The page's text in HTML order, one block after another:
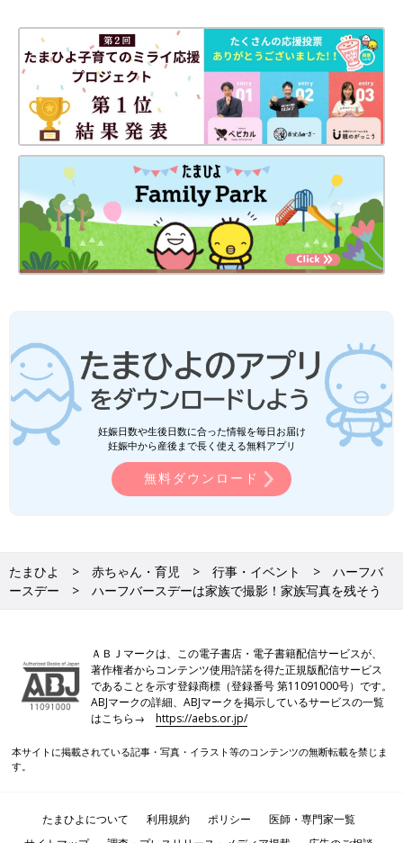
妊娠日数や生後日数に合った情報を毎日お届け
妊娠中から産後まで長く使える無料アプリ
無料ダウンロード
たまひよ 赤ちゃん・育児 行事・イベント
ハーフバ
ースデー
ハーフバースデーは家族で撮影！家族写真を残そう
ＡＢＪマークは、この電子書店・電子書籍配信サービスが、
著作権者からコンテンツ使用許諾を得た正規版配信サービス
であることを示す登録商標（登録番号 第11091000号）です。
ABJマークの詳細、ABJマークを掲示しているサービスの一覧
はこちら→https://aebs.or.jp/
本サイトに掲載されている記事・写真・イラスト等のコンテンツの無断転載を禁じま
す。
たまひよについて 利用規約 ポリシー
医師・専門家一覧